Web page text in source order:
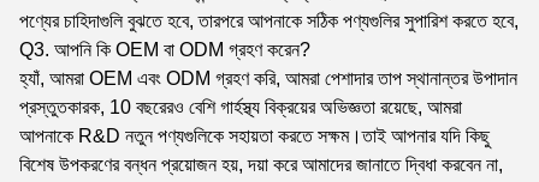
পণ্যের চাহিদাগুলি বুঝতে হবে, তারপরে আপনাকে সঠিক পণ্যগুলির সুপারিশ করতে হবে,
Q3. আপনি কি OEM বা ODM গ্রহণ করেন?
হ্যাঁ, আমরা OEM এবং ODM গ্রহণ করি, আমরা পেশাদার তাপ স্থানান্তর উপাদান
প্রস্তুতকারক, 10 বছরেরও বেশি গার্হস্থ্য বিক্রয়ের অভিজ্ঞতা রয়েছে, আমরা
আপনাকে R&D নতুন পণ্যগুলিকে সহায়তা করতে সক্ষম।তাই আপনার যদি কিছু
বিশেষ উপকরণের বন্ধন প্রয়োজন হয়, দয়া করে আমাদের জানাতে দ্বিধা করবেন না,